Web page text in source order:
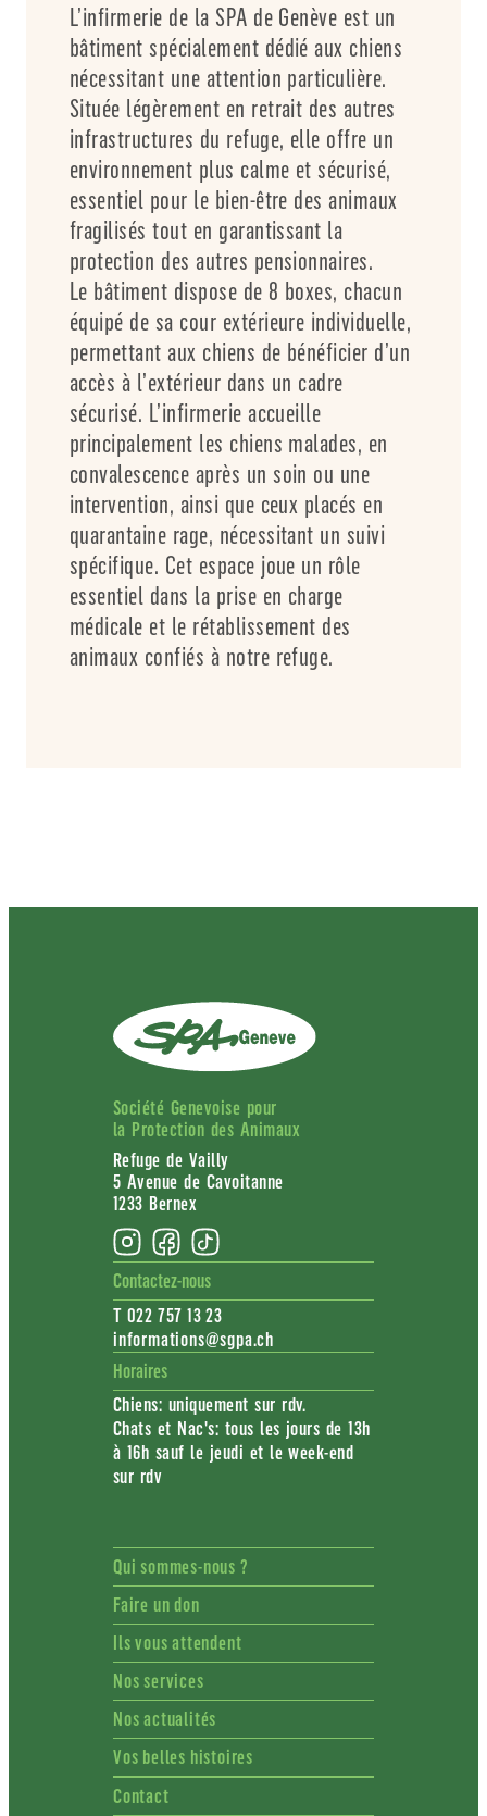
L’infirmerie de la SPA de Genève est un
bâtiment spécialement dédié aux chiens
nécessitant une attention particulière.
Située légèrement en retrait des autres
infrastructures du refuge, elle offre un
environnement plus calme et sécurisé,
essentiel pour le bien-être des animaux
fragilisés tout en garantissant la
protection des autres pensionnaires.
Le bâtiment dispose de 8 boxes, chacun
équipé de sa cour extérieure individuelle,
permettant aux chiens de bénéficier d’un
accès à l’extérieur dans un cadre
sécurisé. L’infirmerie accueille
principalement les chiens malades, en
convalescence après un soin ou une
intervention, ainsi que ceux placés en
quarantaine rage, nécessitant un suivi
spécifique. Cet espace joue un rôle
essentiel dans la prise en charge
médicale et le rétablissement des
animaux confiés à notre refuge.
Société Genevoise pour
la Protection des Animaux
Refuge de Vailly
5 Avenue de Cavoitanne
1233 Bernex
Contactez-nous
T 022 757 13 23
informations@sgpa.ch
Horaires
Chiens: uniquement sur rdv.
Chats et Nac's: tous les jours de 13h
à 16h sauf le jeudi et le week-end
sur rdv
Qui sommes-nous ?
Faire un don
Ils vous attendent
Nos services
Nos actualités
Vos belles histoires
Contact